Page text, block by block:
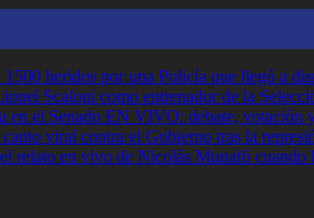
heridos por una Policía que llegó a
Scaloni como entrenador de la
en el Senado EN VIVO: debate,
viral contra el Gobierno tras la
relato en vivo de Nicolás Munafó